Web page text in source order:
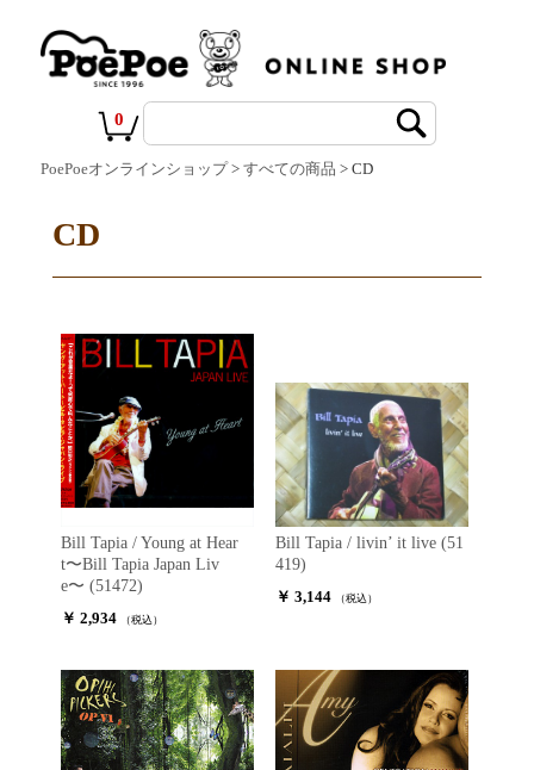
0
PoePoeオンラインショップ> すべての商品 > CD
CD
Bill Tapia / Young at Hear
t〜Bill Tapia Japan Liv
e〜 (51472)
￥ 2,934
（税込）
Bill Tapia / livin’ it live (51
419)
￥ 3,144
（税込）